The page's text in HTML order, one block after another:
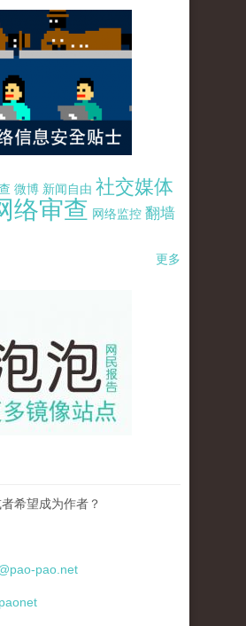
微博 新闻自由 社交媒体
络审查 网络监控 翻墙
更多
mirror-site-120814.jpg
希望成为作者？
pao.net